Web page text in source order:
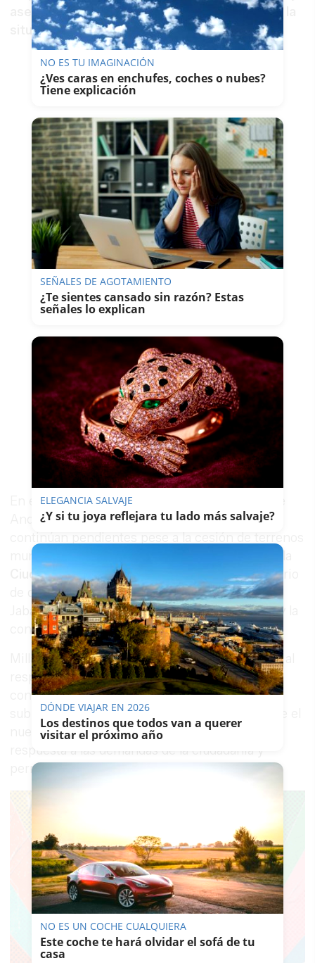
aseguró que seguirá trabajando para mejorar la
situación de los jienenses.
En ese sentido, reiteró sus críticas a la Junta de
Andalucía por proyectos que, según denunció,
continúan pendientes pese a la cesión de terrenos
Ciudad Sanitaria y de la Justicia
, el conservatorio
de danza, la recuperación de las termas de
Jabalcuz, la conversión de la A-306 en autovía y la
conexión ferroviaria con Granada.
Millán reclamó al Partido Popular que responda al
respaldo obtenido en las urnas con avances
concretos para la provincia. "Hay mucha tarea",
subrayó, al tiempo que expresó su deseo de que el
nuevo mandato autonómico sirva para dar
respuesta a las demandas de la ciudadanía y
permitir que Jaén "gane" y "siga avanzando".
NO ES TU IMAGINACIÓN
¿Ves caras en enchufes, coches o nubes?
Tiene explicación
SEÑALES DE AGOTAMIENTO
¿Te sientes cansado sin razón? Estas
señales lo explican
ELEGANCIA SALVAJE
¿Y si tu joya reflejara tu lado más salvaje?
DÓNDE VIAJAR EN 2026
Los destinos que todos van a querer
visitar el próximo año
NO ES UN COCHE CUALQUIERA
Este coche te hará olvidar el sofá de tu
casa